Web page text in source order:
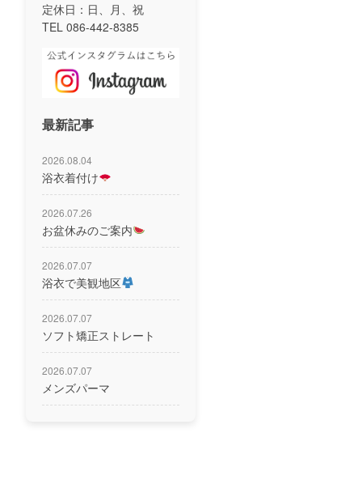
定休日：日、月、祝
TEL 086-442-8385
最新記事
2026.08.04
浴衣着付け
2026.07.26
お盆休みのご案内
2026.07.07
浴衣で美観地区
2026.07.07
ソフト矯正ストレート
2026.07.07
メンズパーマ